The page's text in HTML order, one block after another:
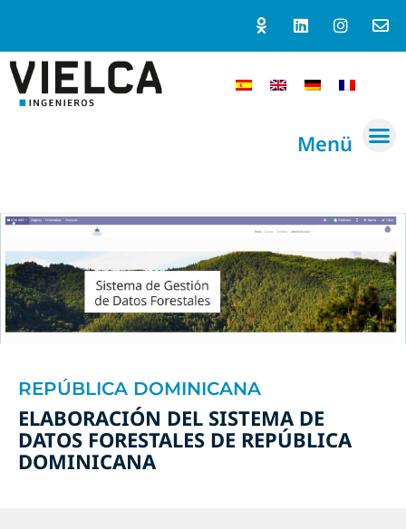
Menü
REPÚBLICA DOMINICANA
ELABORACIÓN DEL SISTEMA DE
DATOS FORESTALES DE REPÚBLICA
DOMINICANA